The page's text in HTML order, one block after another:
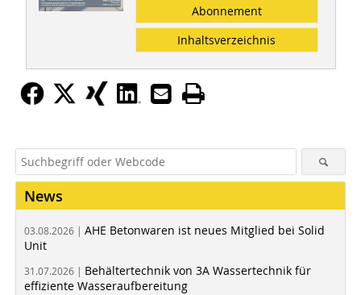
Abonnement
Inhaltsverzeichnis
News
03.08.2026 | AHE Betonwaren ist neues Mitglied bei Solid
Unit
31.07.2026 | Behältertechnik von 3A Wassertechnik für
effiziente Wasseraufbereitung